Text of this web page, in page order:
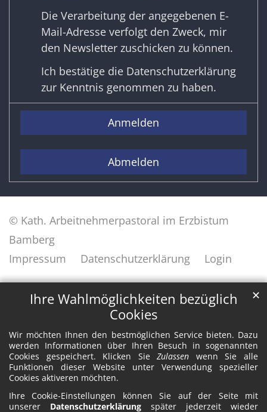
Ihre Wahlmöglichkeiten bezüglich
Cookies
Wir möchten Ihnen den bestmöglichen Service bieten. Dazu
werden Informationen über Ihren Besuch in sogenannten
Cookies gespeichert. Klicken SieZulassen wenn Sie alle
Funktionen dieser Website unter Verwendung spezieller
Cookies aktiveren möchten.
Ihre Cookie-Einstellungen können Sie auf der Seite mit
unserer Datenschutzerklärung später jederzeit wieder
✕
Die Verarbeitung der angegebenen E-
Mail-Adresse verfolgt den Zweck, mir
den Newsletter zuschicken zu können.
Ich bestätige die Datenschutzerklärung
zur Kenntnis genommen zu haben.
Anmelden
Abmelden
© Kath. Arbeitnehmerpastoral im Erzbistum
Bamberg
Impressum
Datenschutzerklärung Login